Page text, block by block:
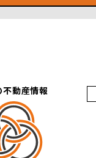
不動産情報